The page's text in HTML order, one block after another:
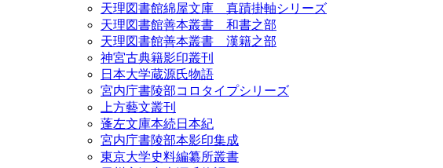
天理図書館綿屋文庫 真蹟掛軸シリーズ
天理図書館善本叢書 和書之部
天理図書館善本叢書 漢籍之部
神宮古典籍影印叢刊
日本大学蔵源氏物語
宮内庁書陵部コロタイプシリーズ
上方藝文叢刊
蓬左文庫本続日本紀
宮内庁書陵部本影印集成
東京大学史料編纂所叢書